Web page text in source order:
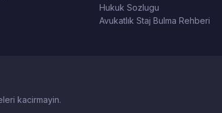
Hukuk Sozlugu
Avukatlık Staj Bulma Rehberi
kacirmayin.